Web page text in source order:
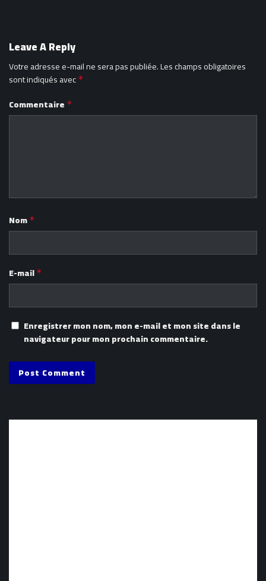
Leave A Reply
Votre adresse e-mail ne sera pas publiée.Les champs obligatoires
sont indiqués avec *
Commentaire *
Nom *
E-mail *
Enregistrer mon nom, mon e-mail et mon site dans le
navigateur pour mon prochain commentaire.